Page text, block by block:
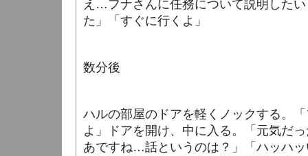
え…フナさんに任務について説明した
た」「すぐに行くよ」
数分後
ハルの部屋のドアを軽くノックする。
よ」ドアを開け、中に入る。「元気だ
あですね…話というのは？」「ハッハ